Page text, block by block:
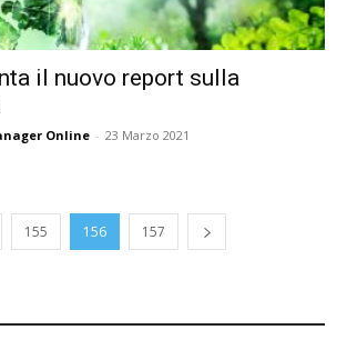
il nuovo report sulla
Online - 23 Marzo 2021
155 156 157